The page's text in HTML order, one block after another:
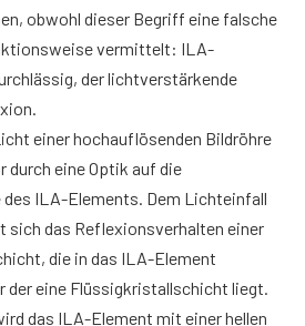
obwohl dieser Begriff eine falsche
vermittelt: ILA-
der lichtverstärkende
einer hochauflösenden Bildröhre
eine Optik auf die
ILA-Elements. Dem Lichteinfall
sich das Reflexionsverhalten einer
die in das ILA-Element
der eine Flüssigkristallschicht liegt.
das ILA-Element mit einer hellen